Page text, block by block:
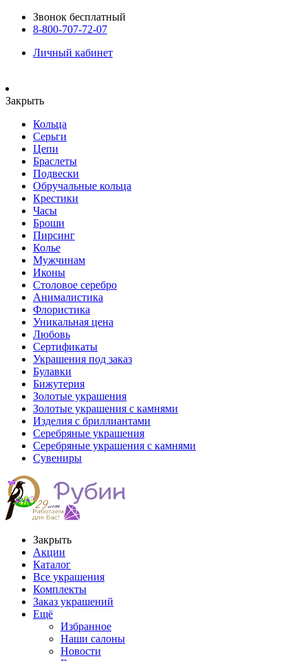
Звонок бесплатный
8-800-707-72-07
Личный кабинет
Закрыть
Кольца
Серьги
Цепи
Браслеты
Подвески
Обручальные кольца
Крестики
Часы
Броши
Пирсинг
Колье
Мужчинам
Иконы
Столовое серебро
Анималистика
Флористика
Уникальная цена
Любовь
Сертификаты
Украшения под заказ
Булавки
Бижутерия
Золотые украшения
Золотые украшения с камнями
Изделия с бриллиантами
Серебряные украшения
Серебряные украшения с камнями
Сувениры
Закрыть
Акции
Каталог
Все украшения
Комплекты
Заказ украшений
Ещё
Избранное
Наши салоны
Новости